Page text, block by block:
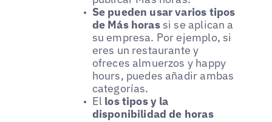
Se pueden usar varios tipos
de Más horas si se aplican a
su empresa. Por ejemplo, si
eres un restaurante y
ofreces almuerzos y happy
hours, puedes añadir ambas
categorías.
El los tipos y la
disponibilidad de horas